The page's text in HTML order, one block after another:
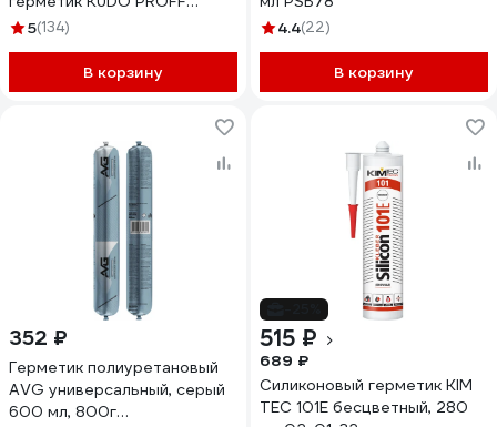
наружный, белый, 7 кг SMS-
5(134)
В корзину
4.4(22)
В корзину
352 ₽
Герметик полиуретановый
AVG универсальный, серый
600 мл, 800г
515 ₽
689 ₽
Силиконовый герметик KIM
TEC 101Е бесцветный, 280